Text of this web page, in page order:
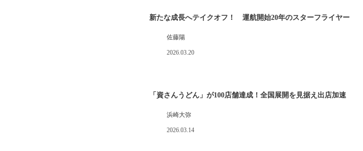
新たな成長へテイクオフ！ 運航開始20年のスターフライヤー
佐藤陽
2026.03.20
「資さんうどん」が100店舗達成！全国展開を見据え出店加速
浜崎大弥
2026.03.14